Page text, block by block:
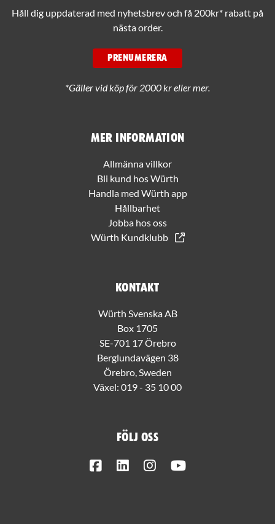
Mer information
Allmänna villkor
Bli kund hos Würth
Handla med Würth app
Hållbarhet
Jobba hos oss
Würth Kundklubb
Kontakt
Würth Svenska AB
Box 1705
SE-701 17 Örebro
Berglundavägen 38
Örebro, Sweden
Växel: 019 - 35 10 00
Följ oss
FacebookLinkedInInstagram
Håll dig uppdaterad med nyhetsbrev och få 200kr* rabatt på
nästa order.
PRENUMERERA
*Gäller vid köp för 2000 kr eller mer.